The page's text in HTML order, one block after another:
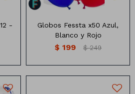
-
Globos Fessta x50 Azul,
Blanco y Rojo
$ 199 $ 249